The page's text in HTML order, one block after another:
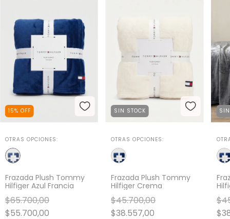
15% OFF
OTRAS OPCIONES:
Frazada Plush Tommy
Hilfiger Azul Francia
$65.700,00
$55.700,00
SIN STOCK
OTRAS OPCIONES:
Frazada Plush Tommy
Hilfiger Crema
$45.700,00
$38.557,00